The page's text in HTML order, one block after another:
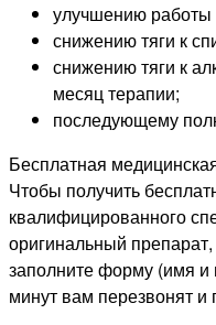
улучшению работы
снижению тяги к
снижению тяги к
месяц терапии;
последующему
Бесплатная
Чтобы получить
квалифицированного
оригинальный
заполните форму (имя
минут вам перезвонят и